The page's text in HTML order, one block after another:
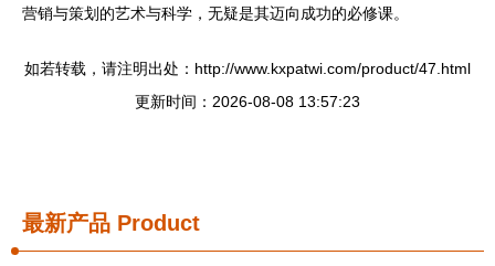
营销与策划的艺术与科学，无疑是其迈向成功的必修课。
如若转载，请注明出处：http://www.kxpatwi.com/product/47.html
更新时间：2026-08-08 13:57:23
最新产品 Product